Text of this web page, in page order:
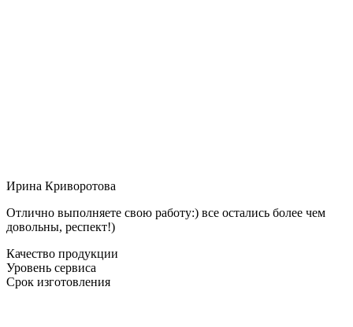
Ирина Криворотова
Отлично выполняете свою работу:) все остались более чем
довольны, респект!)
Качество продукции
Уровень сервиса
Срок изготовления